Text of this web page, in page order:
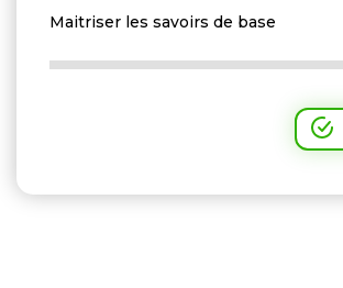
Maitriser les savoirs de base